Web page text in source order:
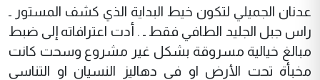
عدنان الجميلي لتكون خيط البداية الذي كشف المستور ـ
راس جبل الجليد الطافي فقط ـ . أدت اعترافاته إلى ضبط
مبالغ خيالية مسروقة بشكل غير مشروع وسحت كانت
مخبأة تحت الأرض او في دهاليز النسيان او التناسي